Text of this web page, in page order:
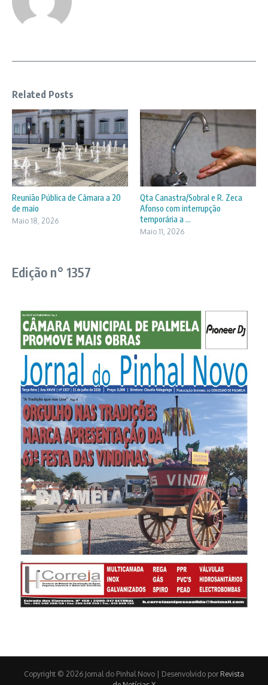
Related Posts
Reunião Pública de Câmara a 20
de maio
Maio 18, 2026
Qta Canastra/Sobral e R. Zeca
Afonso com interrupção
temporária a ...
Maio 11, 2026
Edição n° 1357
Copyright © 2026 Jornal do Pinhal Novo | Desenvolvido por Revista